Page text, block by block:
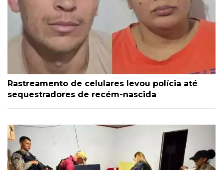
Rastreamento de celulares levou polícia até
sequestradores de recém-nascida